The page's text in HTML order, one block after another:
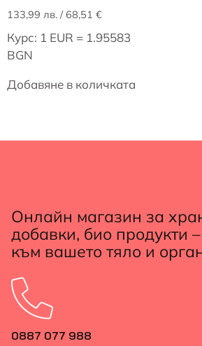
133,99 лв. / 68,51 €
Курс: 1 EUR = 1.95583
BGN
Добавяне в количката
Онлайн магазин за
добавки, био продукти
към вашето тяло и
0887 077 988